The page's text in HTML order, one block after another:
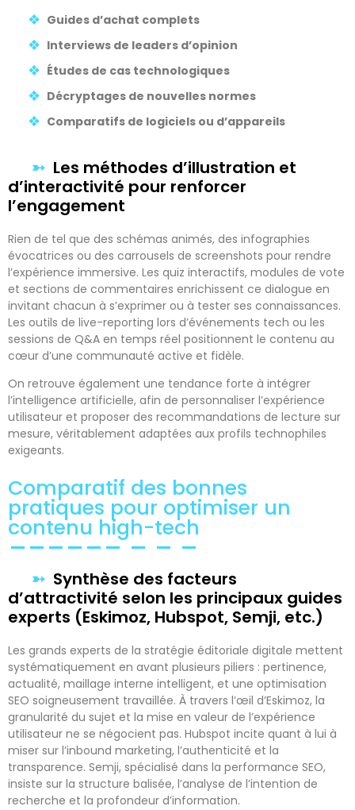
Guides d’achat complets
Interviews de leaders d’opinion
Études de cas technologiques
Décryptages de nouvelles normes
Comparatifs de logiciels ou d’appareils
Les méthodes d’illustration et
d’interactivité pour renforcer
l’engagement
Rien de tel que des schémas animés, des infographies
évocatrices ou des carrousels de screenshots pour rendre
l’expérience immersive. Les quiz interactifs, modules de vote
et sections de commentaires enrichissent ce dialogue en
invitant chacun à s’exprimer ou à tester ses connaissances.
Les outils de live-reporting lors d’événements tech ou les
sessions de Q&A en temps réel positionnent le contenu au
cœur d’une communauté active et fidèle.
On retrouve également une tendance forte à intégrer
l’intelligence artificielle, afin de personnaliser l’expérience
utilisateur et proposer des recommandations de lecture sur
mesure, véritablement adaptées aux profils technophiles
exigeants.
Comparatif des bonnes
pratiques pour optimiser un
contenu high-tech
Synthèse des facteurs
d’attractivité selon les principaux guides
experts (Eskimoz, Hubspot, Semji, etc.)
Les grands experts de la stratégie éditoriale digitale mettent
systématiquement en avant plusieurs piliers : pertinence,
actualité, maillage interne intelligent, et une optimisation
SEO soigneusement travaillée. À travers l’œil d’Eskimoz, la
granularité du sujet et la mise en valeur de l’expérience
utilisateur ne se négocient pas. Hubspot incite quant à lui à
miser sur l’inbound marketing, l’authenticité et la
transparence. Semji, spécialisé dans la performance SEO,
insiste sur la structure balisée, l’analyse de l’intention de
recherche et la profondeur d’information.